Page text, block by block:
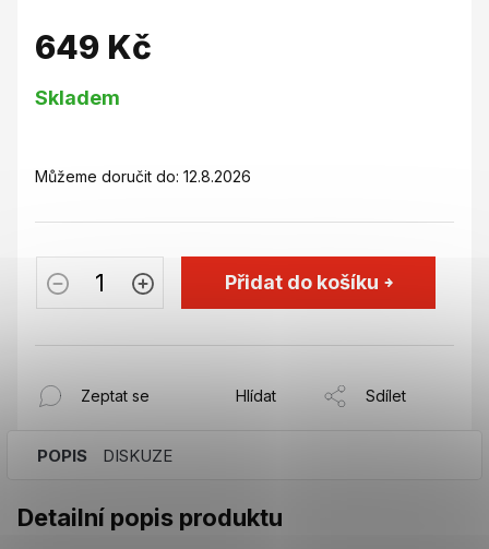
649 Kč
cena:
Skladem
Můžeme doručit do: 12.8.2026
Přidat do košíku
Zeptat se Hlídat Sdílet
POPIS DISKUZE
Detailní popis produktu